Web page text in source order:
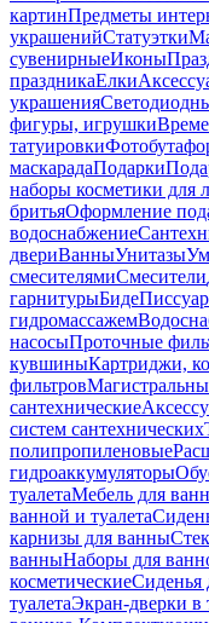
картинПредметы
украшенийСтатуэтки
сувенирныеИконы
праздникаЕлки
украшения
фигуры, игрушки
татуировки
маскарадаПодарки
наборы косметики для
бритьяОформление
водоснабжение
двериВанныУнитазы
смесителямиСмесители
гарнитурыБиде
гидромассажем
насосыПроточные
кувшиныКартриджи,
фильтров
сантехнические
систем сантехнических
полипропиленовые
гидроаккумуляторы
туалетаМебель для
ванной и туалета
карнизы для ванны
ванныНаборы для
косметическиеСиденья
туалетаЭкран-дверки в